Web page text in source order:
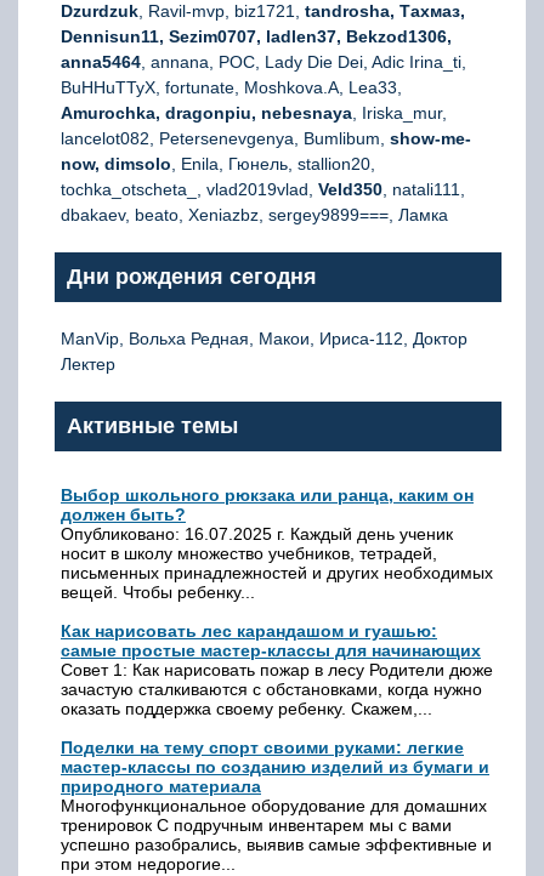
Dzurdzuk , Ravil-mvp, biz1721, tandrosha, Тахмаз,
Dennisun11, Sezim0707, ladlen37, Bekzod1306,
anna5464 , annana, РОС, Lady Die Dei, Adic Irina_ti,
BuHHuTTyX, fortunate, Moshkova.A, Lea33,
Amurochka, dragonpiu, nebesnaya , Iriska_mur,
lancelot082, Petersenevgenya, Bumlibum, show-me-
now, dimsolo , Enila, Гюнель, stallion20,
tochka_otscheta_, vlad2019vlad, Veld350 , natali111,
dbakaev, beato, Xeniazbz, sergey9899===, Ламка
Дни рождения сегодня
ManVip, Вольха Редная, Макои, Ириса-112, Доктор
Лектер
Активные темы
Выбор школьного рюкзака или ранца, каким он
должен быть?
Опубликовано: 16.07.2025 г. Каждый день ученик
носит в школу множество учебников, тетрадей,
письменных принадлежностей и других необходимых
вещей. Чтобы ребенку...
Как нарисовать лес карандашом и гуашью:
самые простые мастер-классы для начинающих
Совет 1: Как нарисовать пожар в лесу Родители дюже
зачастую сталкиваются с обстановками, когда нужно
оказать поддержка своему ребенку. Скажем,...
Поделки на тему спорт своими руками: легкие
мастер-классы по созданию изделий из бумаги и
природного материала
Многофункциональное оборудование для домашних
тренировок С подручным инвентарем мы с вами
успешно разобрались, выявив самые эффективные и
при этом недорогие...